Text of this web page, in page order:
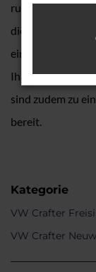
rund um Freising
die Nähe zu den
einen
Ihnen konkrete
sind zudem zu
bereit.
Kategorie
VW Crafter
VW Crafter